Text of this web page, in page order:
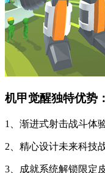
机甲觉醒独特优势：
1、渐进式射击战斗体
2、精心设计未来科技
3、成就系统解锁限定